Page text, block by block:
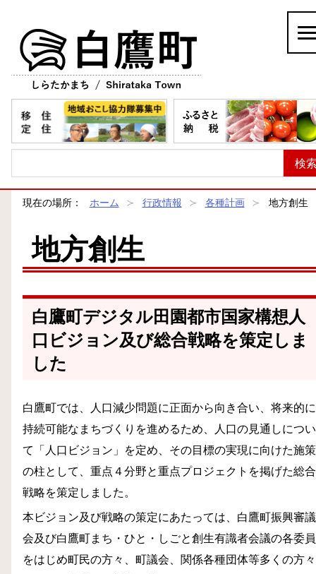
現在の場所： ホーム 行政情報 各種計画 地方創生
地方創生
白鷹町デジタル田園都市国家構想人
口ビジョン及び総合戦略を策定しま
した
白鷹町では、人口減少問題に正面から向き合い、将来的に
持続可能なまちづくりを進めるため、人口の見通しについ
て「人口ビジョン」を定め、その目標の実現に向けた施策
の柱として、重点４分野と重点プロジェクトを掲げた総合
戦略を策定しました。
本ビジョン及び戦略の策定にあたっては、白鷹町振興審議
会及び白鷹町まち・ひと・しごと創生有識者会議の各委員
をはじめ町民の方々、町議会、関係各種団体等多くの方々